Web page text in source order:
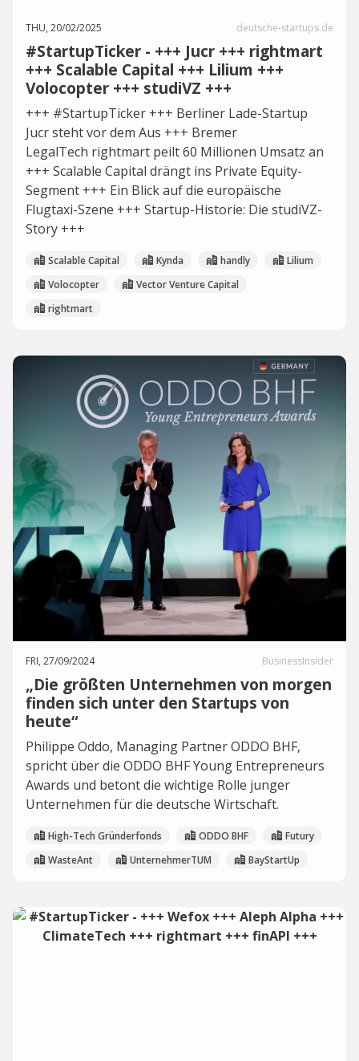
THU, 20/02/2025 deutsche-startups.de
#StartupTicker - +++ Jucr +++ rightmart
+++ Scalable Capital +++ Lilium +++
Volocopter +++ studiVZ +++
+++ #StartupTicker +++ Berliner Lade-Startup
Jucr steht vor dem Aus +++ Bremer
LegalTech rightmart peilt 60 Millionen Umsatz an
+++ Scalable Capital drängt ins Private Equity-
Segment +++ Ein Blick auf die europäische
Flugtaxi-Szene +++ Startup-Historie: Die studiVZ-
Story +++
Scalable Capital Kynda handly
Lilium
Volocopter
Vector Venture Capital
rightmart
FRI, 27/09/2024 BusinessInsider
„Die größten Unternehmen von morgen
finden sich unter den Startups von
heute“
Philippe Oddo, Managing Partner ODDO BHF,
spricht über die ODDO BHF Young Entrepreneurs
Awards und betont die wichtige Rolle junger
Unternehmen für die deutsche Wirtschaft.
High-Tech Gründerfonds ODDO BHF
Futury
WasteAnt
UnternehmerTUM BayStartUp